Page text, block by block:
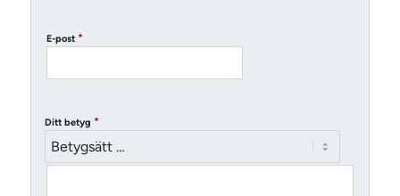
E-post *
Ditt betyg *